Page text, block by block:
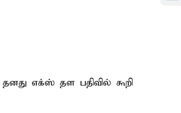
எக்ஸ் தள பதிவில் கூறி